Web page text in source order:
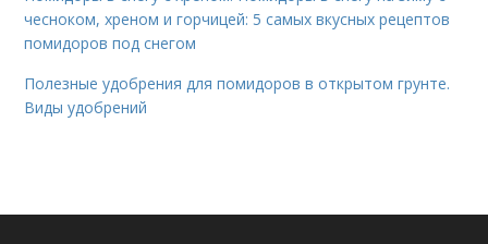
чесноком, хреном и горчицей: 5 самых вкусных рецептов
помидоров под снегом
Полезные удобрения для помидоров в открытом грунте.
Виды удобрений